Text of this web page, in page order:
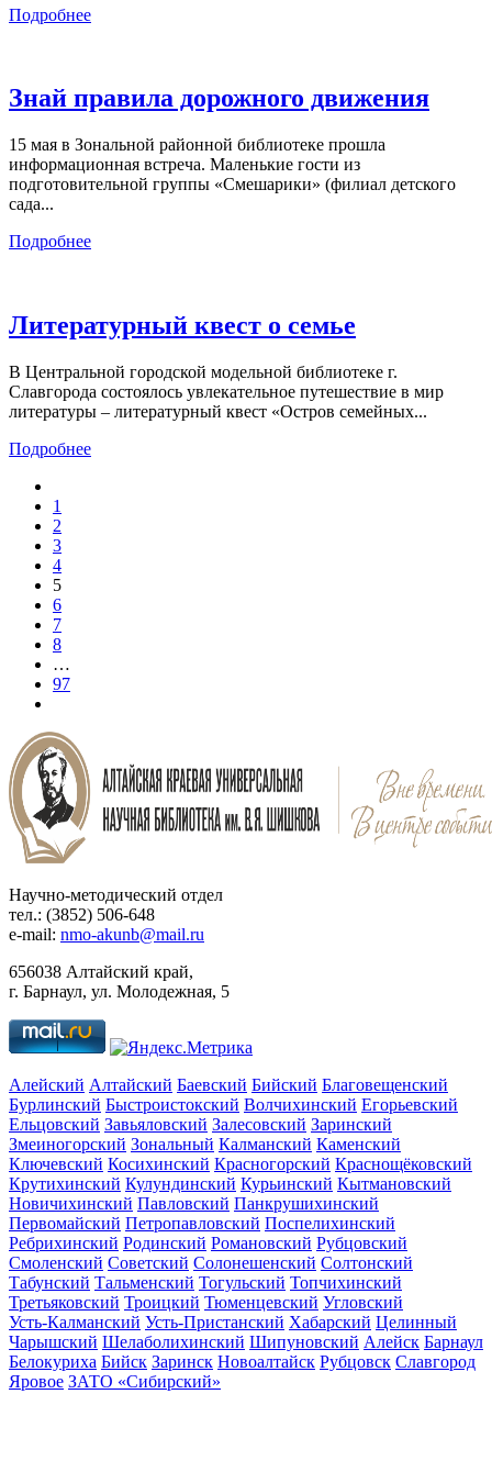
Подробнее
Знай правила дорожного движения
15 мая в Зональной районной библиотеке прошла
информационная встреча. Маленькие гости из
подготовительной группы «Смешарики» (филиал детского
сада...
Подробнее
Литературный квест о семье
В Центральной городской модельной библиотеке г.
Славгорода состоялось увлекательное путешествие в мир
литературы – литературный квест «Остров семейных...
Подробнее
1
2
3
4
5
6
7
8
…
97
Научно-методический отдел
тел.: (3852) 506-648
e-mail: nmo-akunb@mail.ru
656038 Алтайский край,
г. Барнаул, ул. Молодежная, 5
Алейский Алтайский Баевский Бийский Благовещенский
Бурлинский Быстроистокский Волчихинский Егорьевский
Ельцовский Завьяловский Залесовский Заринский
Змеиногорский Зональный Калманский Каменский
Ключевский Косихинский Красногорский Краснощёковский
Крутихинский Кулундинский Курьинский Кытмановский
Новичихинский Павловский Панкрушихинский
Первомайский Петропавловский Поспелихинский
Ребрихинский Родинский Романовский Рубцовский
Смоленский Советский Солонешенский Солтонский
Табунский Тальменский Тогульский Топчихинский
Третьяковский Троицкий Тюменцевский Угловский
Усть-Калманский Усть-Пристанский Хабарский Целинный
Чарышский Шелаболихинский Шипуновский Алейск Барнаул
Белокуриха Бийск Заринск Новоалтайск Рубцовск Славгород
Яровое ЗАТО «Сибирский»